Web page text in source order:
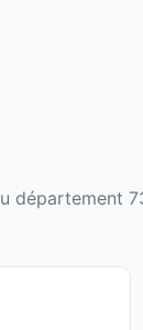
département